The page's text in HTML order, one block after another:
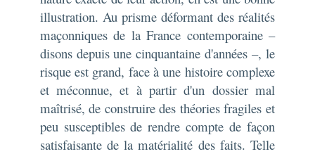
illustration. Au prisme déformant des réalités
maçonniques de la France contemporaine –
disons depuis une cinquantaine d'années –, le
risque est grand, face à une histoire complexe
et méconnue, et à partir d'un dossier mal
maîtrisé, de construire des théories fragiles et
peu susceptibles de rendre compte de façon
satisfaisante de la matérialité des faits. Telle